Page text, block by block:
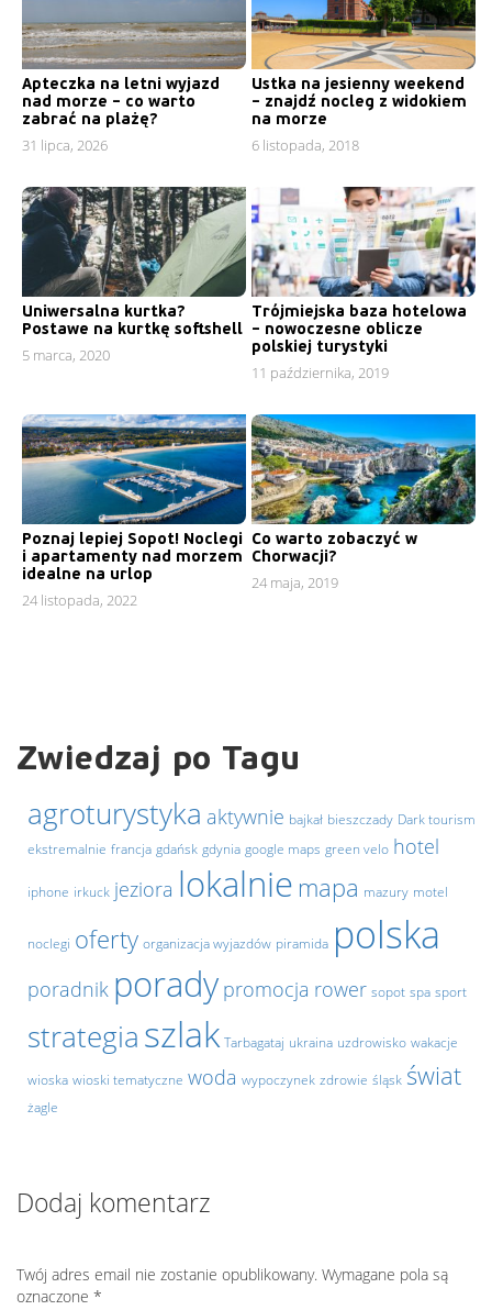
Apteczka na letni wyjazd
nad morze – co warto
zabrać na plażę?
31 lipca, 2026
Ustka na jesienny weekend
– znajdź nocleg z widokiem
na morze
6 listopada, 2018
Uniwersalna kurtka?
Postawe na kurtkę softshell
5 marca, 2020
Trójmiejska baza hotelowa
– nowoczesne oblicze
polskiej turystyki
11 października, 2019
Poznaj lepiej Sopot! Noclegi
i apartamenty nad morzem
idealne na urlop
24 listopada, 2022
Co warto zobaczyć w
Chorwacji?
24 maja, 2019
Zwiedzaj po Tagu
agroturystyka aktywnie bajkał bieszczady Dark tourism
ekstremalnie francja gdańsk gdynia google maps green velo hotel
iphone irkuck jeziora lokalnie mapa mazury motel
noclegi oferty organizacja wyjazdów piramida polska
poradnik porady promocja rower sopot spa sport
strategia szlak Tarbagataj ukraina uzdrowisko wakacje
wioska wioski tematyczne woda wypoczynek zdrowie śląsk świat
żagle
Dodaj komentarz
Twój adres email nie zostanie opublikowany. Wymagane pola są
oznaczone *